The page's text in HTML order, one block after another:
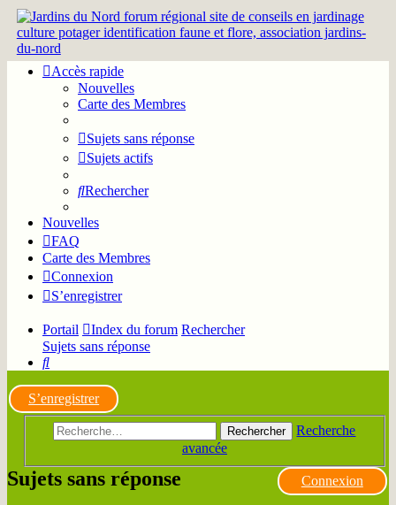
Accès rapide
Nouvelles
Carte des Membres
Sujets sans réponse
Sujets actifs
Rechercher
Nouvelles
FAQ
Carte des Membres
Connexion
S’enregistrer
Portail Index du forum Rechercher
Sujets sans réponse
Rechercher
S’enregistrer
Rechercher
Recherche
avancée
Connexion
Sujets sans réponse